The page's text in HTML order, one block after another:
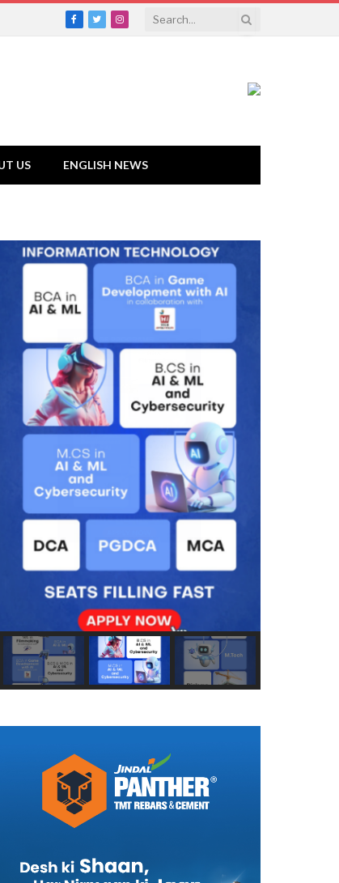
Facebook
TwitterInstagram
US ENGLISH NEWS